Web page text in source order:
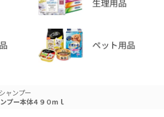
シャンプー
プー本体４９０ｍｌ